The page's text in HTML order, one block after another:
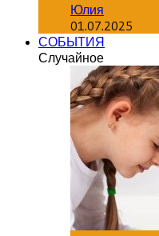
Юлия
01.07.2025
СОБЫТИЯ
Случайное